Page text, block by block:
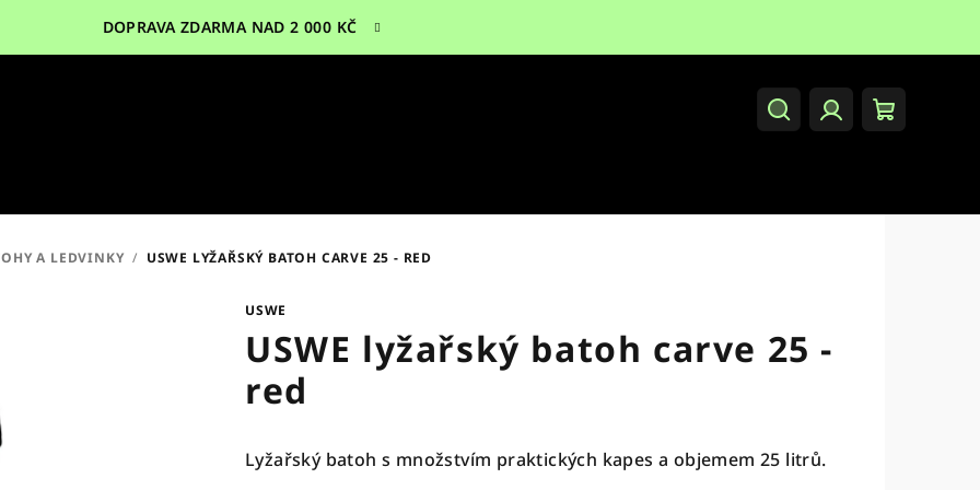
DOPRAVA ZDARMA NAD 2 000 KČ
HledatPřihlášeníNákupní
A LEDVINKY / USWE LYŽAŘSKÝ BATOH CARVE 25 - RED
USWE
USWE lyžařský batoh carve 25 -
red
Lyžařský batoh s množstvím praktických kapes a objemem 25 litrů.